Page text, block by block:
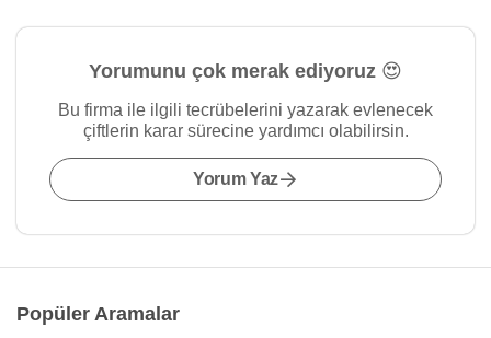
Yorumunu çok merak ediyoruz 😍
Bu firma ile ilgili tecrübelerini yazarak evlenecek
çiftlerin karar sürecine yardımcı olabilirsin.
Yorum Yaz
Popüler Aramalar